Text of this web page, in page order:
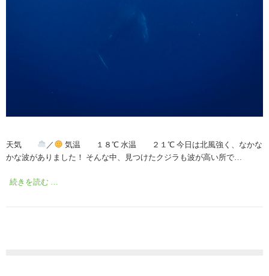
天気 ／
気温 １８℃ 水温 ２１℃ 今日は北風強く、なかな
かな波がありました！ そんな中、見つけたクジラも波が高い所で…
続きを読む …